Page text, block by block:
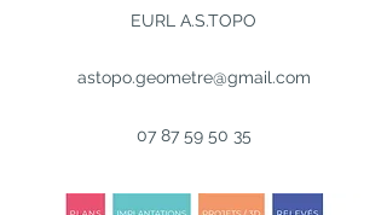
EURL A.S.TOPO
astopo.geometre@gmail.com
07 87 59 50 35